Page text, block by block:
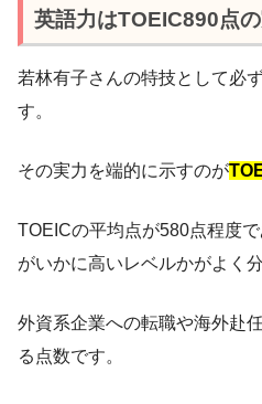
英語力はTOEIC890点
若林有子さんの特技として必
す。
その実力を端的に示すのが
TOEICの平均点が580点程度
がいかに高いレベルかがよく
外資系企業への転職や海外赴
る点数です。